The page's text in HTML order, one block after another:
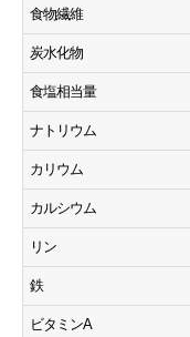
食物繊維
炭水化物
食塩相当量
ナトリウム
カリウム
カルシウム
リン
鉄
ビタミンA